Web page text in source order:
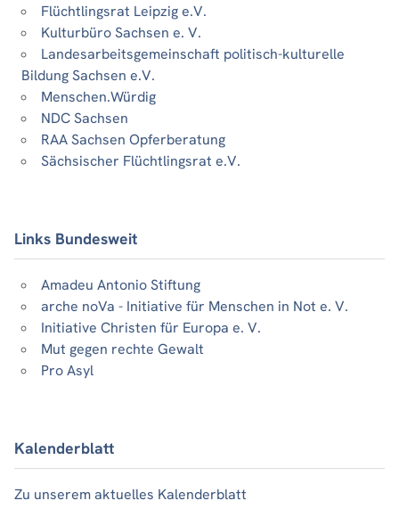
Flüchtlingsrat Leipzig e.V.
Kulturbüro Sachsen e. V.
Landesarbeitsgemeinschaft politisch-kulturelle
Bildung Sachsen e.V.
Menschen.Würdig
NDC Sachsen
RAA Sachsen Opferberatung
Sächsischer Flüchtlingsrat e.V.
Links Bundesweit
Amadeu Antonio Stiftung
arche noVa - Initiative für Menschen in Not e. V.
Initiative Christen für Europa e. V.
Mut gegen rechte Gewalt
Pro Asyl
Kalenderblatt
Zu unserem aktuelles Kalenderblatt